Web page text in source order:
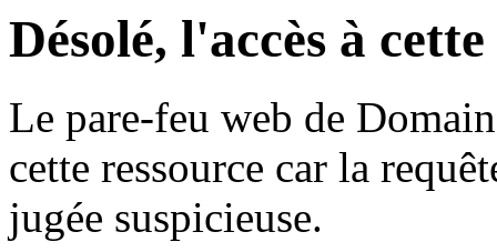
Désolé, l'accès à
Le pare-feu web de
cette ressource car la
jugée suspicieuse.